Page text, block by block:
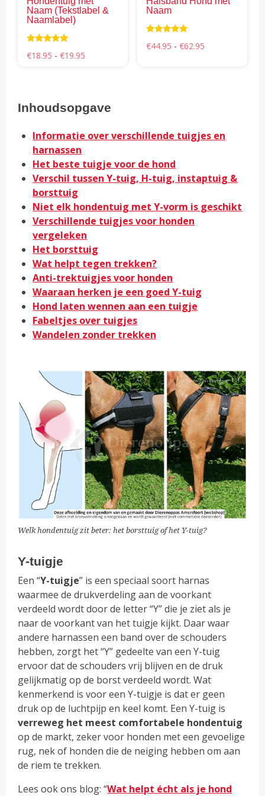
Naam (Tekstlabel &
Naamlabel)
4.98
€18.95 - €19.95
Naam
4.85
€44.95 - €62.95Prijsklasse:
Inhoudsopgave
Informatie over verschillende tuigjes en
harnassen
Het beste tuigje voor de hond
Verschil tussen Y-tuig, H-tuig, instaptuig &
borsttuig
Niet elk hondentuig met Y-vorm is geschikt
Verschillende tuigjes voor honden
vergeleken
Het borsttuig
Wat helpt tegen trekken?
Anti-trektuigjes voor honden
Waaraan herken je een goed Y-tuig
Hond laten wennen aan een tuigje
Fabeltjes over tuigjes
Wandelen zonder trekken
Welk hondentuig zit beter: het borsttuig of het Y-tuig?
Y-tuigje
Een “Y-tuigje” is een speciaal soort harnas
waarmee de drukverdeling aan de voorkant
verdeeld wordt door de letter “Y” die je ziet als je
naar de voorkant van het tuigje kijkt. Daar waar
andere harnassen een band over de schouders
hebben, zorgt het “Y” gedeelte van een Y-tuig
ervoor dat de schouders vrij blijven en de druk
gelijkmatig op de borst verdeeld wordt. Wat
kenmerkend is voor een Y-tuigje is dat er geen
druk op de luchtpijp en keel komt. Een Y-tuig is
verreweg het meest comfortabele hondentuig
op de markt, zeker voor honden met een gevoelige
rug, nek of honden die de neiging hebben om aan
de riem te trekken.
Lees ook ons blog: “Wat helpt écht als je hond